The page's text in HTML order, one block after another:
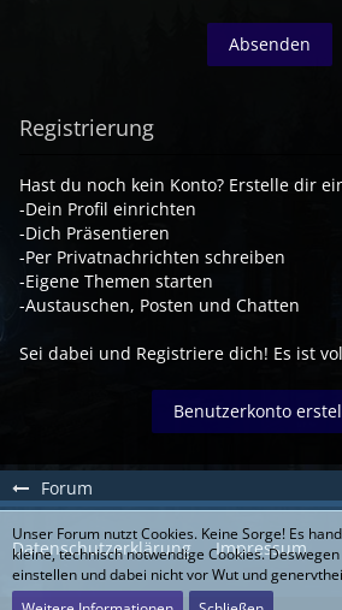
Forum
Registrierung
Hast du noch kein Konto? Erstelle dir
-Dein Profil einrichten
-Dich Präsentieren
-Per Privatnachrichten schreiben
-Eigene Themen starten
-Austauschen, Posten und Chatten
Sei dabei und Registriere dich! Es ist
Benutzerkonto
Datenschutzerklärung Impressum
Unser Forum nutzt Cookies. Keine Sorge! Es
kleine, technisch notwendige Cookies.
einstellen und dabei nicht vor Wut und